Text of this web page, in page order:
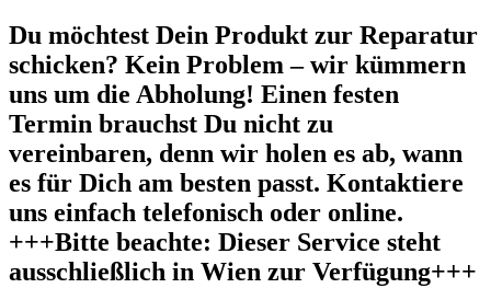
Du möchtest Dein Produkt zur Reparatur
schicken? Kein Problem – wir kümmern
uns um die Abholung! Einen festen
Termin brauchst Du nicht zu
vereinbaren, denn wir holen es ab, wann
es für Dich am besten passt. Kontaktiere
uns einfach telefonisch oder online.
+++Bitte beachte: Dieser Service steht
ausschließlich in Wien zur Verfügung+++